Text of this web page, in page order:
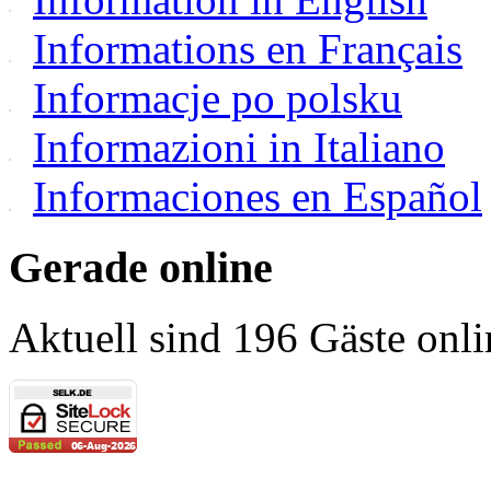
Informations en Français
Informacje po polsku
Informazioni in Italiano
Informaciones en Español
Gerade online
Aktuell sind 196 Gäste